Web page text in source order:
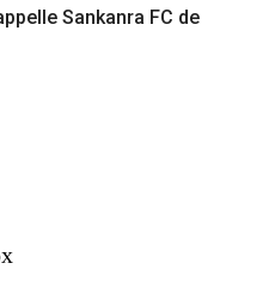
Sankanra FC de